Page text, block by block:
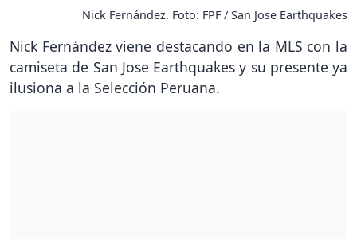
Nick Fernández. Foto: FPF / San Jose Earthquakes
Nick Fernández viene destacando en la MLS con la
camiseta de San Jose Earthquakes y su presente ya
ilusiona a la Selección Peruana.